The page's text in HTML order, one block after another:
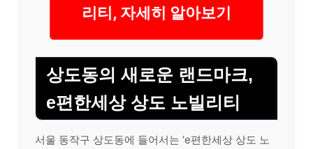
리티, 자세히 알아보기
상도동의 새로운 랜드마크,
e편한세상 상도 노빌리티
서울 동작구 상도동에 들어서는 ‘e편한세상 상도 노